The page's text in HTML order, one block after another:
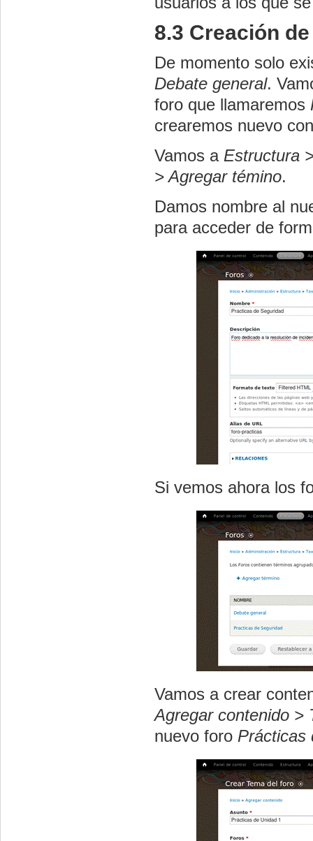
8.3 Creación
De momento solo
Debate general.
foro que llamaremos
crearemos nuevo
Vamos a Estructura
> Agregar témino.
Damos nombre al
para acceder de
Si vemos ahora los
Vamos a crear
Agregar contenido >
nuevo foro Prácticas